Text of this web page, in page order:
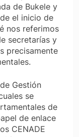
de Bukele y
el inicio de
nos referimos
secretarías y
precisamente
Gestión
se
de
de enlace
CENADE